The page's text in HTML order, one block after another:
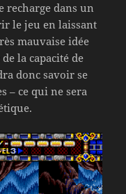
recharge dans un
le jeu en laissant
mauvaise idée
la capacité de
donc savoir se
– ce qui ne sera